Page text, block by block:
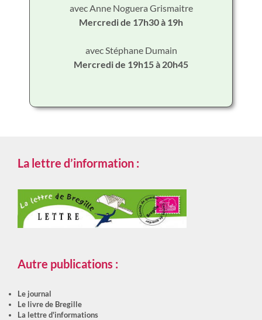
avec Anne Noguera Grismaitre
Mercredi de 17h30 à 19h
avec Stéphane Dumain
Mercredi de 19h15 à 20h45
La lettre d’information :
Autre publications :
Le journal
Le livre de Bregille
La lettre d'informations